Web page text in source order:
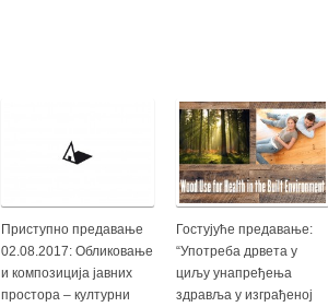
Приступно предавање
02.08.2017: Обликовање
и композиција јавних
простора – културни
Гостујуће предавање:
“Употреба дрвета у
циљу унапређења
здравља у изграђеној